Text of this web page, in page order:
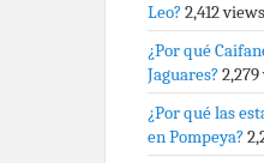
Leo? 2,412 views
¿Por qué
Jaguares?
¿Por qué las
en Pompeya?